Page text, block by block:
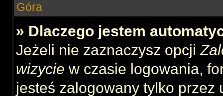
Góra
» Dlaczego jestem
Jeżeli nie zaznaczysz opcji
wizycie w czasie logowania,
jesteś zalogowany tylko